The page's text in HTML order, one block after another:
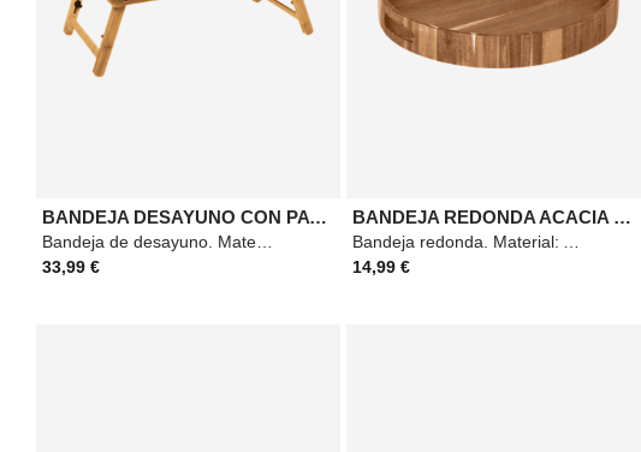
BANDEJA DESAYUNO CON PATAS BAMBÚ
33,99 €
BANDEJA REDONDA ACACIA 35CM
14,99 €